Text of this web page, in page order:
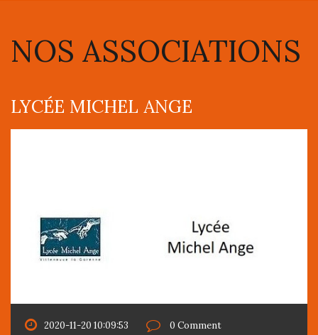
NOS ASSOCIATIONS
LYCÉE MICHEL ANGE
2020-11-20 10:09:53 0 Comment